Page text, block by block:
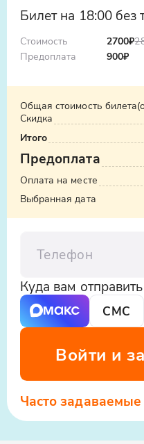
вечернее время
Обязательно в
с собой
В прохладное
собой теплые
Бесплатная отмена
до начала морской
Билет на 18:00 без
Стоимость
Предоплата
2700₽
900₽
Общая стоимость
Скидка
Итого
Предоплата
Оплата на месте
Выбранная дата
Куда вам
СМС
Войти и
Часто